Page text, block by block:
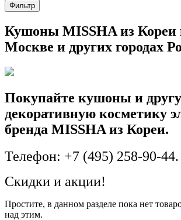
Фильтр
Кушоны MISSHA из Кореи
Москве и других городах
Покупайте кушоны и
декоративную косметику
бренда MISSHA из Кореи.
Телефон: +7 (495) 258-90-44.
Скидки и акции!
Простите, в данном разделе пока нет
над этим.